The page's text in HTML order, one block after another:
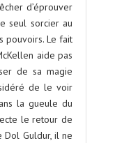
d’éprouver
seul sorcier au
pouvoirs. Le fait
aide pas
de sa magie
de le voir
la gueule du
le retour de
Dol Guldur, il ne